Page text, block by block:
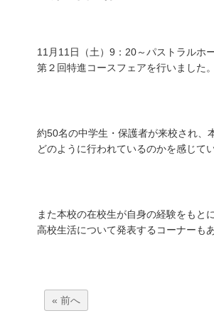
11月11日（土）9：20～パストラルホ
第２回特進コースフェアを行いました。
約50名の中学生・保護者が来校され、
どのように行われているのかを感じて
また本校の在校生が自身の経験をもと
高校生活について発表するコーナーも
« 前へ